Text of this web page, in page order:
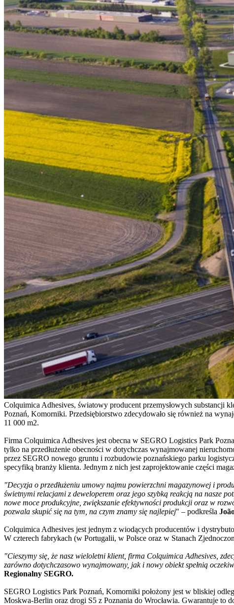
Colquimica Adhesives, światowy producent przemysłowych substancji
Poznań, Komorniki. Przedsiębiorstwo zdecydowało się również na
11 000 m2.
Firma Colquimica Adhesives jest obecna w SEGRO Logistics Park
tylko na przedłużenie obecności w dotychczas wynajmowanej
przez SEGRO nowego gruntu i rozbudowie poznańskiego parku
specyfiką branży klienta. Jednym z nich jest zaprojektowanie części
"Decyzja o przedłużeniu umowy najmu powierzchni magazynowej i
świetnymi relacjami z deweloperem oraz jego szybką reakcją na nasze
nowe moce produkcyjne, zwiększanie efektywności produkcji oraz w
pozwala skupić się na tym, na czym znamy się najlepiej" – podkreśla
Colquimica Adhesives jest jednym z wiodących producentów i
W czterech fabrykach (w Portugalii, w Polsce oraz w Stanach
"Cieszymy się, że nasz wieloletni klient, firma Colquimica Adhesives,
zarówno dotychczasowo wynajmowany, jak i nowy obiekt spełnią
Regionalny SEGRO.
SEGRO Logistics Park Poznań, Komorniki położony jest w bliskiej
Moskwa-Berlin oraz drogi S5 z Poznania do Wrocławia. Gwarantuje to